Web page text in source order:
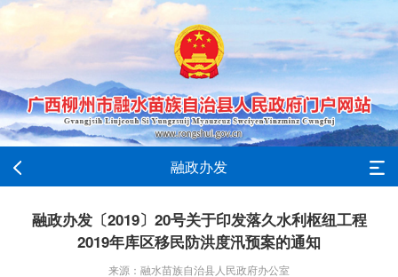
融政办发
融政办发〔2019〕20号关于印发落久水利枢纽工程
2019年库区移民防洪度汛预案的通知
来源：融水苗族自治县人民政府办公室